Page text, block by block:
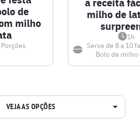
de
milho
Porções
milho de
1h
Serve de 8 a 10
Bolo de
VEJA AS OPÇÕES